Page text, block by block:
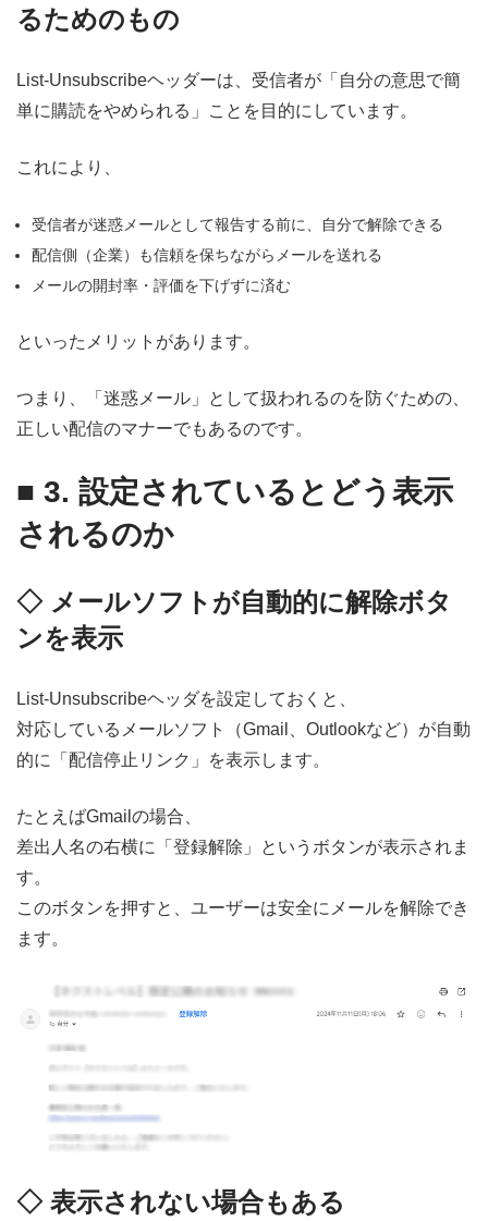
るためのもの
List-Unsubscribeヘッダーは、受信者が「自分の意思で簡
単に購読をやめられる」ことを目的にしています。
これにより、
受信者が迷惑メールとして報告する前に、自分で解除できる
配信側（企業）も信頼を保ちながらメールを送れる
メールの開封率・評価を下げずに済む
といったメリットがあります。
つまり、「迷惑メール」として扱われるのを防ぐための、
正しい配信のマナーでもあるのです。
■ 3. 設定されているとどう表示
されるのか
◇ メールソフトが自動的に解除ボタ
ンを表示
List-Unsubscribeヘッダを設定しておくと、
対応しているメールソフト（Gmail、Outlookなど）が自動
的に「配信停止リンク」を表示します。
たとえばGmailの場合、
差出人名の右横に「登録解除」というボタンが表示されま
す。
このボタンを押すと、ユーザーは安全にメールを解除でき
ます。
◇ 表示されない場合もある